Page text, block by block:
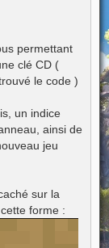
permettant
clé CD (
le code )
un indice
ainsi de
jeu
sur la
forme :